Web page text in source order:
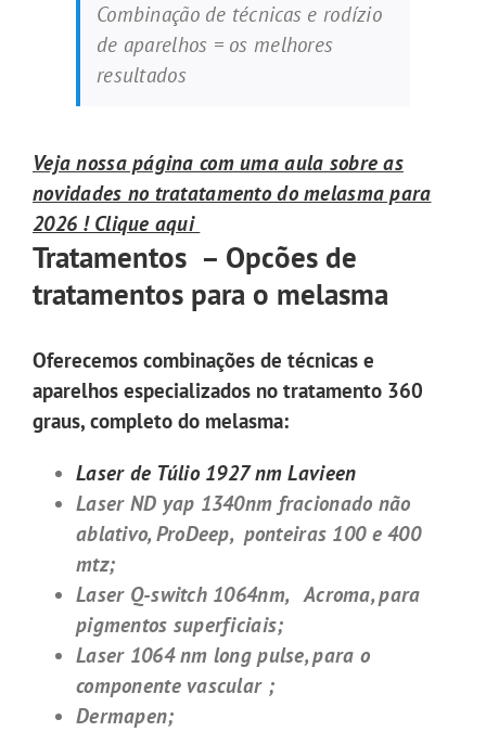
Combinação de técnicas e rodízio
de aparelhos = os melhores
resultados
Veja nossa página com uma aula sobre as
novidades no tratatamento do melasma para
2026 ! Clique aqui
Tratamentos – Opcões de
tratamentos para o melasma
Oferecemos combinações de técnicas e
aparelhos especializados no tratamento 360
graus, completo do melasma:
Laser de Túlio 1927 nm Lavieen
Laser ND yap 1340nm fracionado não
ablativo, ProDeep, ponteiras 100 e 400
mtz;
Laser Q-switch 1064nm, Acroma, para
pigmentos superficiais;
Laser 1064 nm long pulse, para o
componente vascular ;
Dermapen;